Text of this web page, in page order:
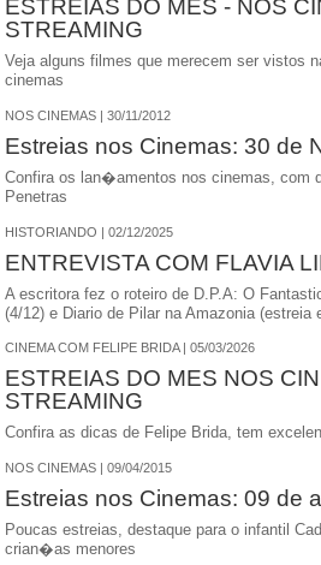
ESTREIAS DO MES - NOS
STREAMING
Veja alguns filmes que merecem ser vistos
cinemas
NOS CINEMAS | 30/11/2012
Estreias nos Cinemas: 30 de
Confira os lan�amentos nos cinemas, com
Penetras
HISTORIANDO | 02/12/2025
ENTREVISTA COM FLAVIA
A escritora fez o roteiro de D.P.A: O
(4/12) e Diario de Pilar na Amazonia (estreia
CINEMA COM FELIPE BRIDA | 05/03/2026
ESTREIAS DO MES NOS
STREAMING
Confira as dicas de Felipe Brida, tem
NOS CINEMAS | 09/04/2015
Estreias nos Cinemas: 09 de
Poucas estreias, destaque para o infantil
crian�as menores